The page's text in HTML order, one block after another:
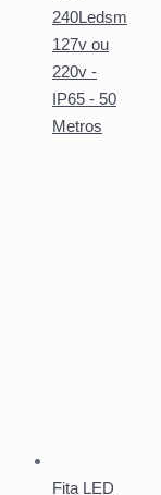
240Ledsm
127v ou
220v -
IP65 - 50
Metros
Fita LED